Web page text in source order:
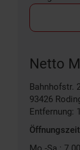
Netto
Bahnhofstr.
93426
Entfernung: